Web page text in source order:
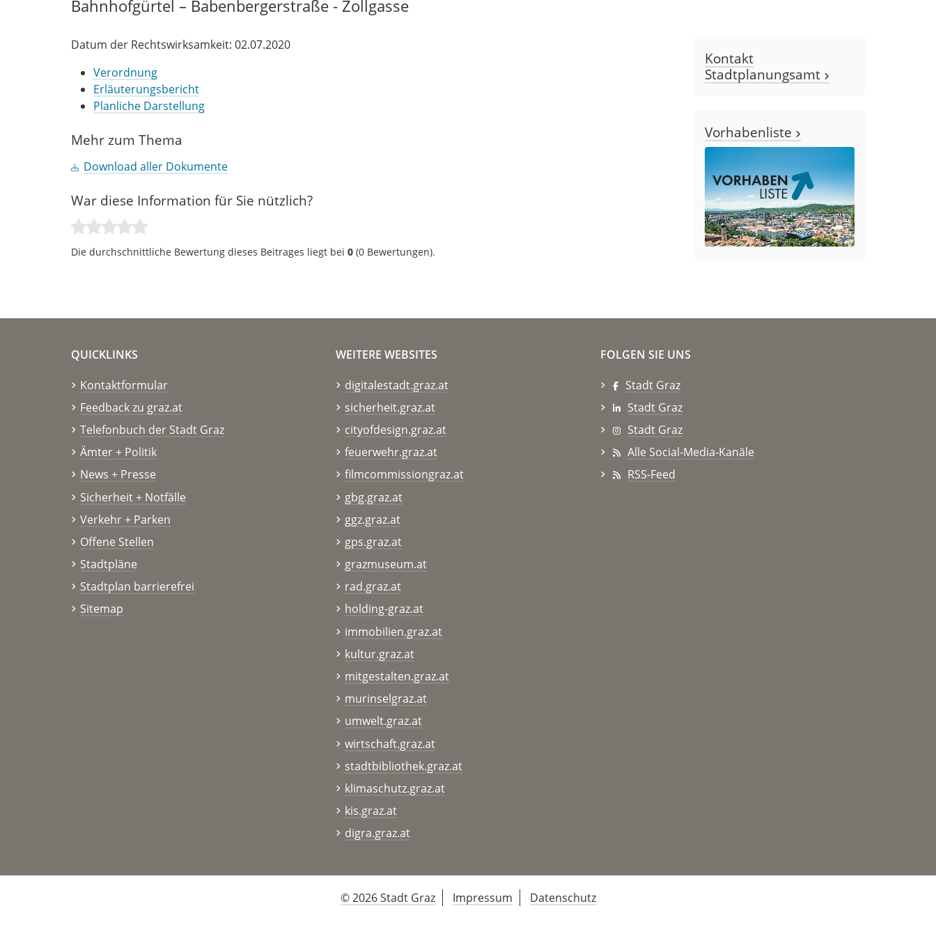
Bahnhofgürtel – Babenbergerstraße - Zollgasse
Datum der Rechtswirksamkeit: 02.07.2020
Verordnung
Erläuterungsbericht
Planliche Darstellung
Mehr zum Thema
Download aller Dokumente
War diese Information für Sie nützlich?
Die durchschnittliche Bewertung dieses Beitrages liegt bei 0 (0 Bewertungen).
Kontakt
Stadtplanungsamt
Vorhabenliste
QUICKLINKS
Kontaktformular
Feedback zu graz.at
Telefonbuch der Stadt Graz
Ämter + Politik
News + Presse
Sicherheit + Notfälle
Verkehr + Parken
Offene Stellen
Stadtpläne
Stadtplan barrierefrei
Sitemap
WEITERE WEBSITES
digitalestadt.graz.at
sicherheit.graz.at
cityofdesign.graz.at
feuerwehr.graz.at
filmcommissiongraz.at
gbg.graz.at
ggz.graz.at
gps.graz.at
grazmuseum.at
rad.graz.at
holding-graz.at
immobilien.graz.at
kultur.graz.at
mitgestalten.graz.at
murinselgraz.at
umwelt.graz.at
wirtschaft.graz.at
stadtbibliothek.graz.at
klimaschutz.graz.at
kis.graz.at
digra.graz.at
FOLGEN SIE UNS
Stadt Graz
Stadt Graz
Stadt Graz
Alle Social-Media-Kanäle
RSS-Feed
© 2026 Stadt Graz Impressum Datenschutz